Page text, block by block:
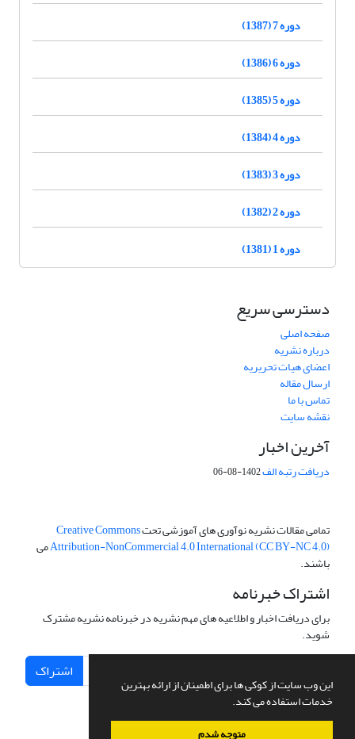
این وب سایت از کوکی ها برای اطمینان از ارائه بهترین
خدمات استفاده می کند.
متوجه شدم
دوره 7 (1387)
دوره 6 (1386)
دوره 5 (1385)
دوره 4 (1384)
دوره 3 (1383)
دوره 2 (1382)
دوره 1 (1381)
دسترسی سریع
صفحه اصلی
درباره نشریه
اعضای هیات تحریریه
ارسال مقاله
تماس با ما
نقشه سایت
آخرین اخبار
دریافت رتبه الف1402-08-06
تمامی مقالات نشریه نوآوری های آموزشی تحتCreative Commons
Attribution-NonCommercial 4.0 International (CC BY-NC 4.0)می
باشند.
اشتراک خبرنامه
برای دریافت اخبار و اطلاعیه های مهم نشریه در خبرنامه نشریه مشترک
شوید.
اشتراک